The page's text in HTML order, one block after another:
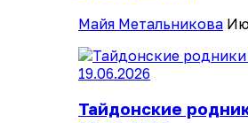
Майя Метальникова
Тайдонские